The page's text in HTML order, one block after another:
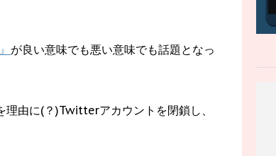
が良い意味でも悪い意味でも話題となっ
由に(？)Twitterアカウントを閉鎖し、